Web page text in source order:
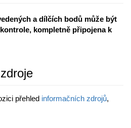
a dílčích bodů může být
kompletně připojena k
přehled informačních zdrojů,